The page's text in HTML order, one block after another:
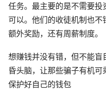
任务。最主要的是不需要
可以。他们的收徒机制也
额外奖励，还有周薪制度。
想赚钱并没有错，但不能
昏头脑，让那些骗子有机可
保护好自己的钱包